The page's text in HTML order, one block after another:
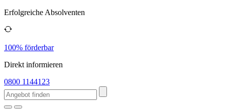
Erfolgreiche Absolventen
100% förderbar
Direkt informieren
0800 1144123